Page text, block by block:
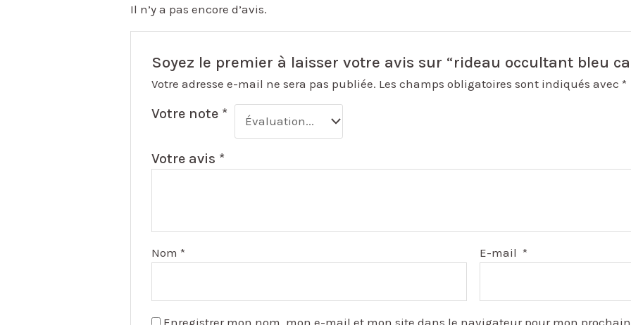
Il n’y a pas encore d’avis.
Soyez le premier à laisser votre avis sur “rideau occultant bleu
Votre adresse e-mail ne sera pas publiée. Les champs obligatoires sont indiqués avec *
Votre note *
Votre avis *
Nom * E-mail*
Enregistrer mon nom, mon e-mail et mon site dans le navigateur pour mon